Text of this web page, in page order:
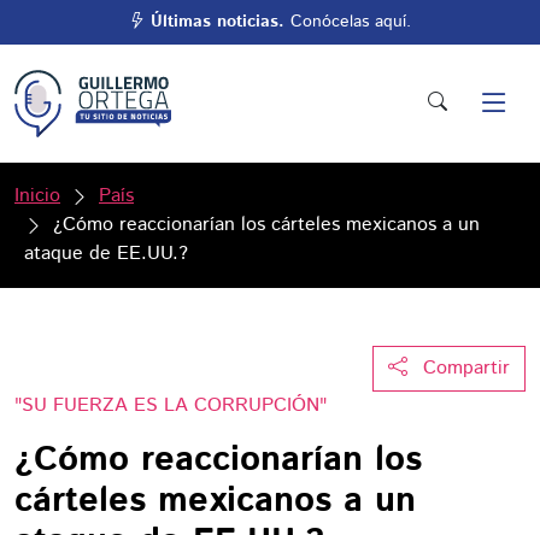
Últimas noticias. Conócelas aquí.
Inicio
País
¿Cómo reaccionarían los cárteles mexicanos a un
ataque de EE.UU.?
Compartir
"SU FUERZA ES LA CORRUPCIÓN"
¿Cómo reaccionarían los
cárteles mexicanos a un